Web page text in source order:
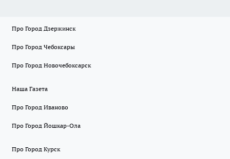
Про Город Дзержинск
Про Город Чебоксары
Про Город Новочебоксарск
Наша Газета
Про Город Иваново
Про Город Йошкар-Ола
Про Город Курск